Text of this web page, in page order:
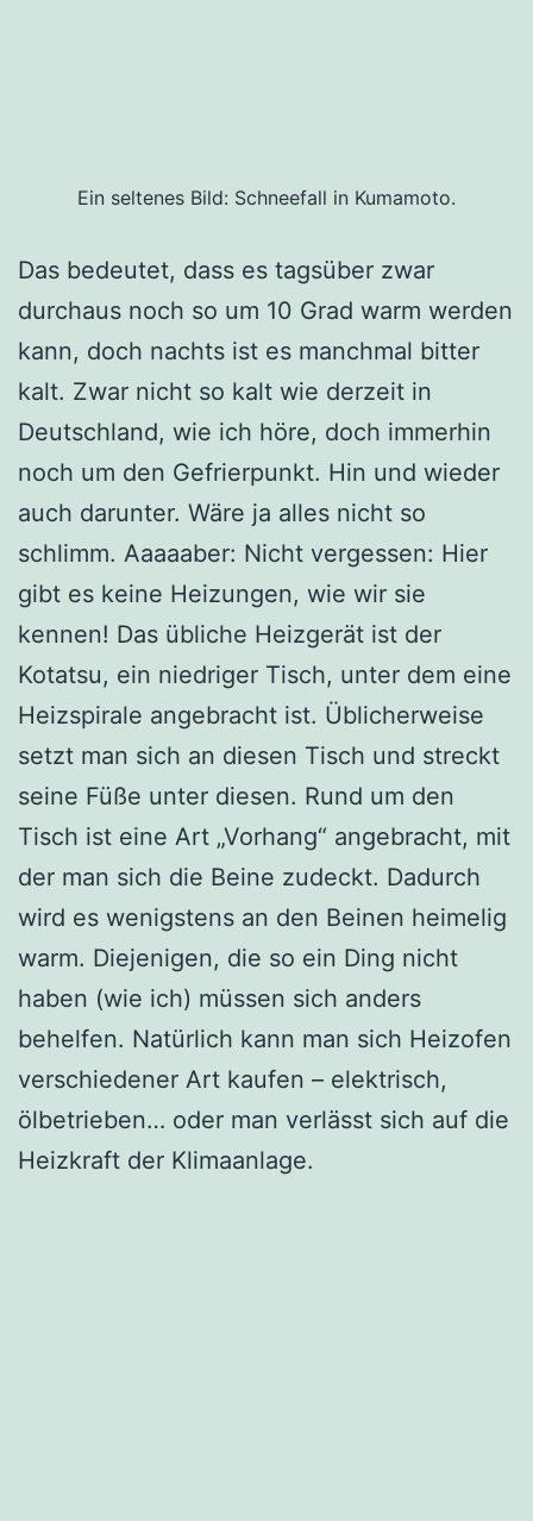
Ein seltenes Bild: Schneefall in Kumamoto.
Das bedeutet, dass es tagsüber zwar
durchaus noch so um 10 Grad warm werden
kann, doch nachts ist es manchmal bitter
kalt. Zwar nicht so kalt wie derzeit in
Deutschland, wie ich höre, doch immerhin
noch um den Gefrierpunkt. Hin und wieder
auch darunter. Wäre ja alles nicht so
schlimm. Aaaaaber: Nicht vergessen: Hier
gibt es keine Heizungen, wie wir sie
kennen! Das übliche Heizgerät ist der
Kotatsu, ein niedriger Tisch, unter dem eine
Heizspirale angebracht ist. Üblicherweise
setzt man sich an diesen Tisch und streckt
seine Füße unter diesen. Rund um den
Tisch ist eine Art „Vorhang“ angebracht, mit
der man sich die Beine zudeckt. Dadurch
wird es wenigstens an den Beinen heimelig
warm. Diejenigen, die so ein Ding nicht
haben (wie ich) müssen sich anders
behelfen. Natürlich kann man sich Heizofen
verschiedener Art kaufen – elektrisch,
ölbetrieben… oder man verlässt sich auf die
Heizkraft der Klimaanlage.